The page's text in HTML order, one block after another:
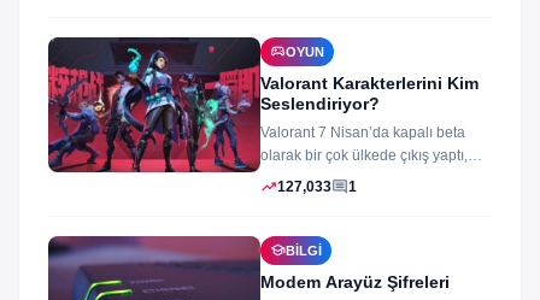
sports_esportsOYUN
Valorant Karakterlerini Kim
Seslendiriyor?
Valorant 7 Nisan’da kapalı beta
olarak bir çok ülkede çıkış yaptı,
oyun izleyenler ve oynayanlar...
trending_up127,033comment1
schoolBILGI
Modem Arayüz Şifreleri